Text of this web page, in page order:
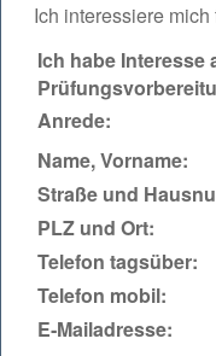
Ich interessiere
Ich habe Interesse
Anrede:
Name, Vorname:
Straße und
PLZ und Ort:
Telefon tagsüber:
Telefon mobil:
E‑Mailadresse: